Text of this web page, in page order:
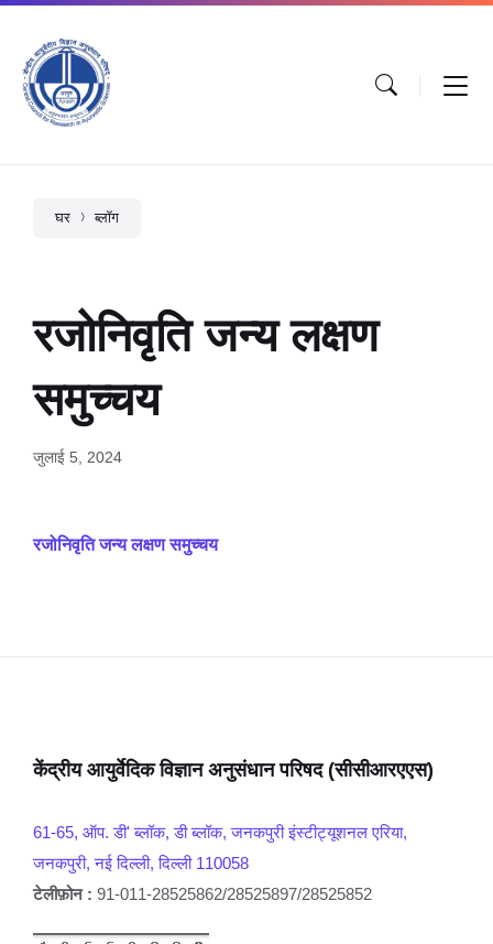
घर ब्लॉग
रजोनिवृति जन्य लक्षण
समुच्चय
जुलाई 5, 2024
रजोनिवृति जन्य लक्षण समुच्चय
केंद्रीय आयुर्वेदिक विज्ञान अनुसंधान परिषद (सीसीआरएएस)
61-65, ऑप. डी' ब्लॉक, डी ब्लॉक, जनकपुरी इंस्टीट्यूशनल एरिया,
जनकपुरी, नई दिल्ली, दिल्ली 110058
टेलीफ़ोन : 91-011-28525862/28525897/28525852